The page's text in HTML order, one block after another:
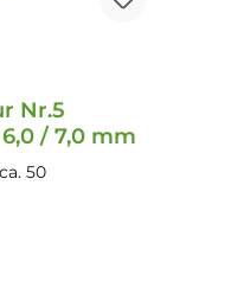
Nr.5
/ 7,0 mm
50